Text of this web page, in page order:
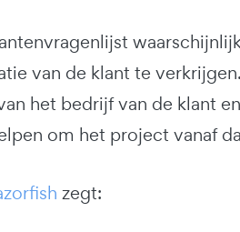
van de klant te
het bedrijf van de klant
om het project vanaf
zegt: